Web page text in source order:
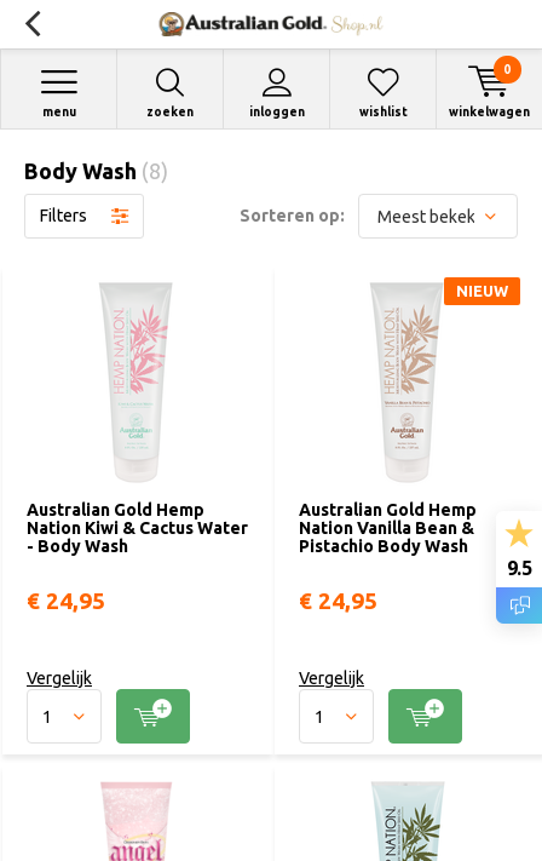
zoeken inloggen
menu wishlist winkelwagen
0
Body Wash (8)
Filters Sorteren op:
Australian Gold Hemp
Nation Kiwi & Cactus Water
- Body Wash
€ 24,95
Vergelijk
Australian Gold Hemp
Nation Vanilla Bean &
Pistachio Body Wash
NIEUW
€ 24,95
Vergelijk
9.5